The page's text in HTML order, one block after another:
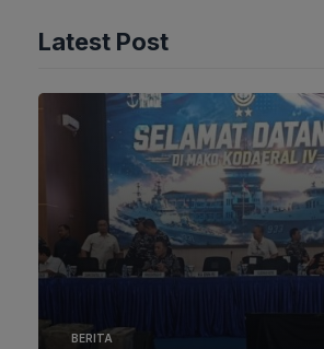
Latest Post
BERITA